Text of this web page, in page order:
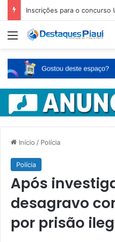
Menu
Início / Polícia
Polícia
Após
desagravo
por prisão